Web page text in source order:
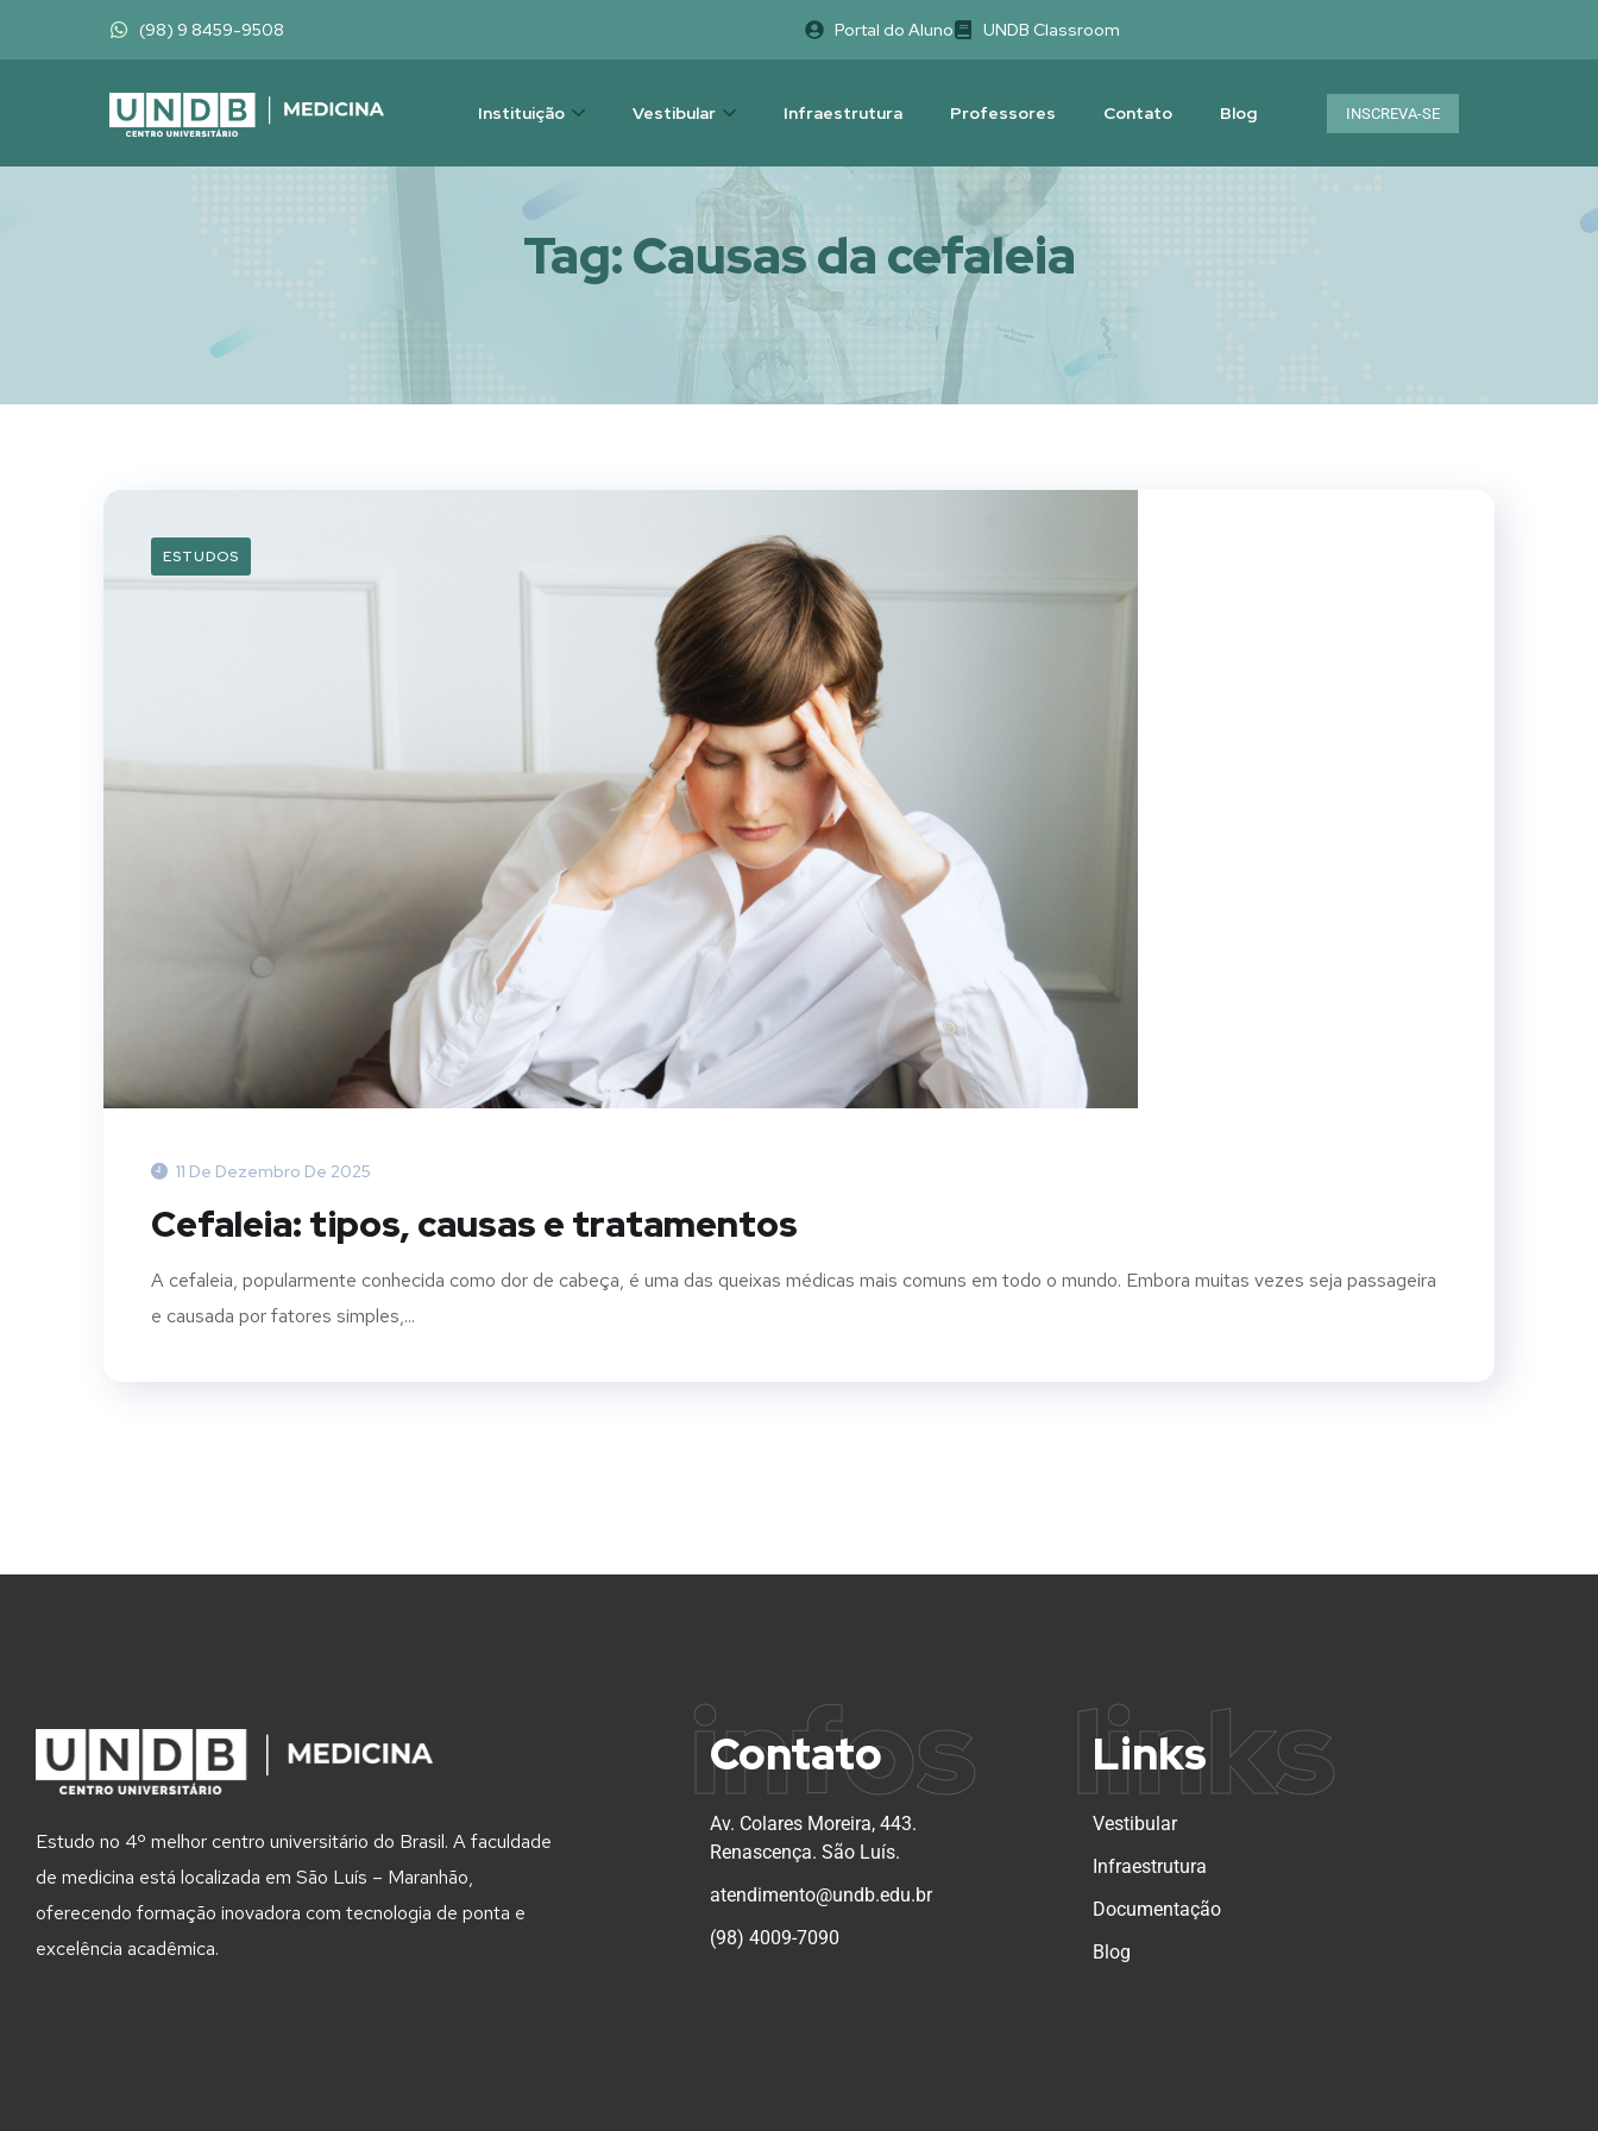
(98) 9 8459-9508 Portal do Aluno UNDB Classroom
Instituição Vestibular Infraestrutura Professores Contato Blog INSCREVA-SE
Tag:Causas da cefaleia
ESTUDOS
11 De Dezembro De 2025
Cefaleia: tipos, causas e tratamentos
A cefaleia, popularmente conhecida como dor de cabeça, é uma das queixas médicas mais comuns em todo o mundo. Embora muitas vezes seja passageira
e causada por fatores simples,...
Estudo no 4º melhor centro universitário do Brasil. A faculdade
de medicina está localizada em São Luís – Maranhão,
oferecendo formação inovadora com tecnologia de ponta e
excelência acadêmica.
infos
Contato
Av. Colares Moreira, 443.
Renascença. São Luís.
atendimento@undb.edu.br
(98) 4009-7090
links
Links
Vestibular
Infraestrutura
Documentação
Blog